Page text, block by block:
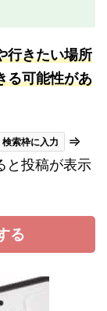
行きたい場所
る可能性があ
検索枠に入力 ⇒
と投稿が表示
る